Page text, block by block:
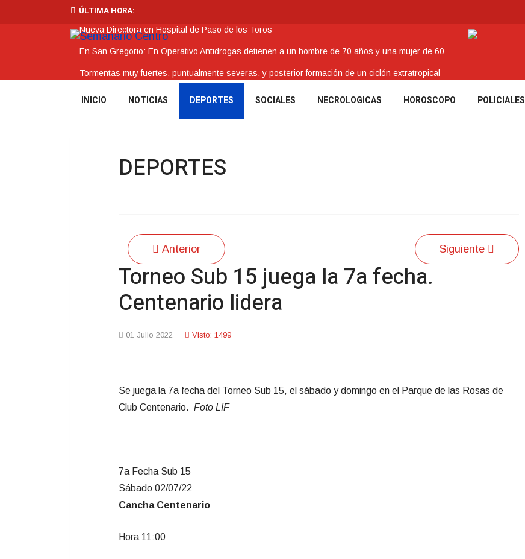
ÚLTIMA HORA:
Nueva Directora en Hospital de Paso de los Toros
En San Gregorio: En Operativo Antidrogas detienen a un hombre de 70 años y una mujer de 60
Tormentas muy fuertes, puntualmente severas, y posterior formación de un ciclón extratropical
Futuro de Club Náutico y Estancia de los Bálsamo
INICIO NOTICIAS DEPORTES SOCIALES NECROLOGICAS HOROSCOPO POLICIALES
DEPORTES
Anterior Siguiente
Torneo Sub 15 juega la 7a fecha.
Centenario lidera
01 Julio 2022 Visto: 1499
Se juega la 7a fecha del Torneo Sub 15, el sábado y domingo en el Parque de las Rosas de
Club Centenario. Foto LIF
7a Fecha Sub 15
Sábado 02/07/22
Cancha Centenario
Hora 11:00